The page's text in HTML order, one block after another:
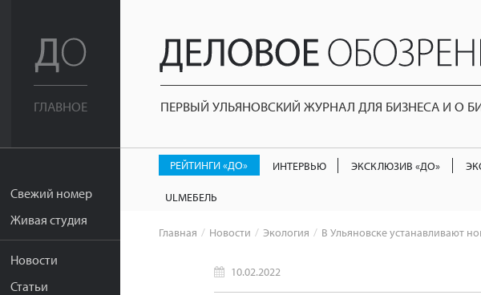
ГЛАВНОЕ
Свежий номер
Живая студия
Новости
Статьи
ПЕРВЫЙ УЛЬЯНОВСКИЙ ЖУРНАЛ ДЛЯ БИЗНЕСА И О
РЕЙТИНГИ «ДО» ИНТЕРВЬЮ ЭКСКЛЮЗИВ «ДО»
ULМЕБЕЛЬ
Главная Новости Экология В Ульяновске устанавливают
10.02.2022